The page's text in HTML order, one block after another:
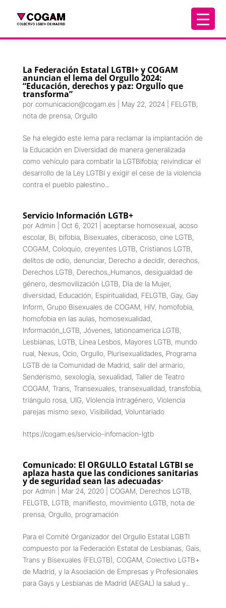
La Federación Estatal LGTBI+ y COGAM
anuncian el lema del Orgullo 2024:
“Educación, derechos y paz: Orgullo que
transforma”
por comunicacion@cogam.es May 22, 2024| FELGTB
nota de prensa, Orgullo
Se ha elegido este lema para reclamar la implantación de
la Educación en Diversidad de manera generalizada
como vehículo para combatir la LGTBIfobia; reivindicar el
desarrollo de la Ley LGTBI y exigir el cese de la violencia
contra el pueblo palestino...
Servicio Información LGTB+
por Admin Oct 6, 2021 aceptarse homosexual acoso
escolar, Bi bifobia, Bisexuales ciberacoso, cine LGTB
COGAM Coloquio, creyentes LGTB Cristianos LGTB
delitos de odio, denunciar, Derecho a decidir, derechos
Derechos LGTB Derechos_Humanos desigualdad de
género, desmovilización LGTB Día de la Mujer,
diversidad Educación Espiritualidad FELGTB Gay, Gay
Inform Grupo Bisexuales de COGAM HIV, homofobia,
homofobia en las aulas homosexualidad
Información_LGTB Jóvenes lationoamerica LGTB
Lesbianas LGTB Línea Lesbos Mayores LGTB mundo
rual Nexus Ocio, Orgullo, Plurisexualidades Programa
LGTB de la Comunidad de Madrid salir del armario,
Senderismo, sexología, sexualidad Taller de Teatro
COGAM Trans Transexuales transexualidad transfobia,
triángulo rosa, UIG, Violencia intragénero, Violencia
parejas mismo sexo, Visibilidad Voluntariado
https://cogam.es/servicio-infomacion-lgtb
Comunicado: El ORGULLO Estatal LGTBI se
aplaza hasta que las condiciones sanitarias
y de seguridad sean las adecuadas·
por Admin Mar 24, 2020| COGAM Derechos LGTB
FELGTB LGTB manifiesto, movimiento LGTB nota de
prensa, Orgullo, programación
Para el Comité Organizador del Orgullo Estatal LGBTI
compuesto por la Federación Estatal de Lesbianas, Gais,
Trans y Bisexuales (FELGTB), COGAM, Colectivo LGTB+
de Madrid, y la Asociación de Empresas y Profesionales
para Gays y Lesbianas de Madrid (AEGAL) la salud y...